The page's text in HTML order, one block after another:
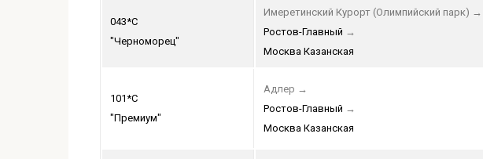
043*С
"Черноморец"
Имеретинский Курорт (Олимпийский парк) →
Ростов-Главный →
Москва Казанская
101*С
"Премиум"
Адлер →
Ростов-Главный →
Москва Казанская